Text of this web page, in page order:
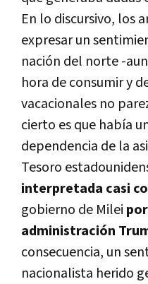
En lo discursivo, los
expresar un
nación del norte -
hora de consumir y
vacacionales no
cierto es que había
dependencia de la
Tesoro
interpretada casi
gobierno de Milei
administración
consecuencia, un
nacionalista herido